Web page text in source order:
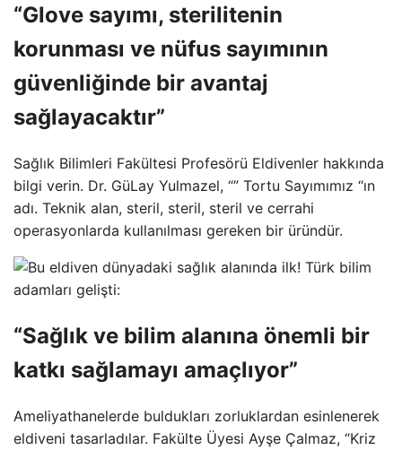
“Glove sayımı, sterilitenin
korunması ve nüfus sayımının
güvenliğinde bir avantaj
sağlayacaktır”
Sağlık Bilimleri Fakültesi Profesörü Eldivenler hakkında
bilgi verin. Dr. GüLay Yulmazel, “” Tortu Sayımımız “ın
adı. Teknik alan, steril, steril, steril ve cerrahi
operasyonlarda kullanılması gereken bir üründür.
“Sağlık ve bilim alanına önemli bir
katkı sağlamayı amaçlıyor”
Ameliyathanelerde buldukları zorluklardan esinlenerek
eldiveni tasarladılar. Fakülte Üyesi Ayşe Çalmaz, “Kriz